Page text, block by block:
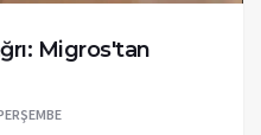
Migros'tan